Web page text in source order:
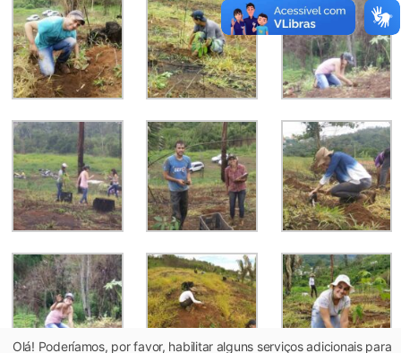
Olá! Poderíamos, por favor, habilitar alguns serviços adicionais para